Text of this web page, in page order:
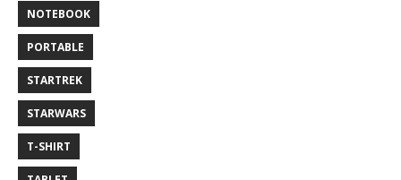
NOTEBOOK
PORTABLE
STARTREK
STARWARS
T-SHIRT